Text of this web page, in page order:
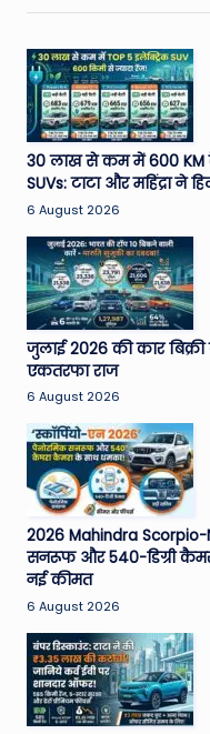
30 लाख से कम में 600 KM
SUVs: टाटा और महिंद्रा ने
6 August 2026
जुलाई 2026 की कार बिक्री
एकतरफा राज
6 August 2026
2026 Mahindra
सनरूफ और 540-डिग्री
नई कीमत
6 August 2026